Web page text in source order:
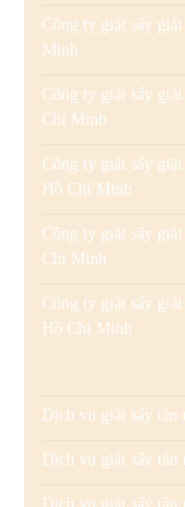
Công ty giặt sấy
Minh
Công ty giặt sấy
Chí Minh
Công ty giặt sấy
Hồ Chí Minh
Công ty giặt sấy
Chí Minh
Công ty giặt sấy
Hồ Chí Minh
Dịch vụ giặt sấy
Dịch vụ giặt sấy